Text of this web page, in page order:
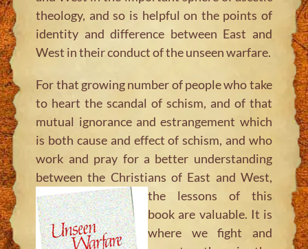
theology, and so is helpful on the points of
identity and difference between East and
West in their conduct of the unseen warfare.
For that growing number of people who take
to heart the scandal of schism, and of that
mutual ignorance and estrangement which
is both cause and effect of schism, and who
work and pray for a better understanding
between the Christians of East and West,
the lessons of this
book are valuable. It is
where we fight and